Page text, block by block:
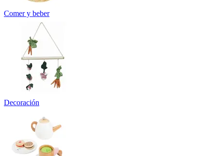
Comer y beber
Decoración